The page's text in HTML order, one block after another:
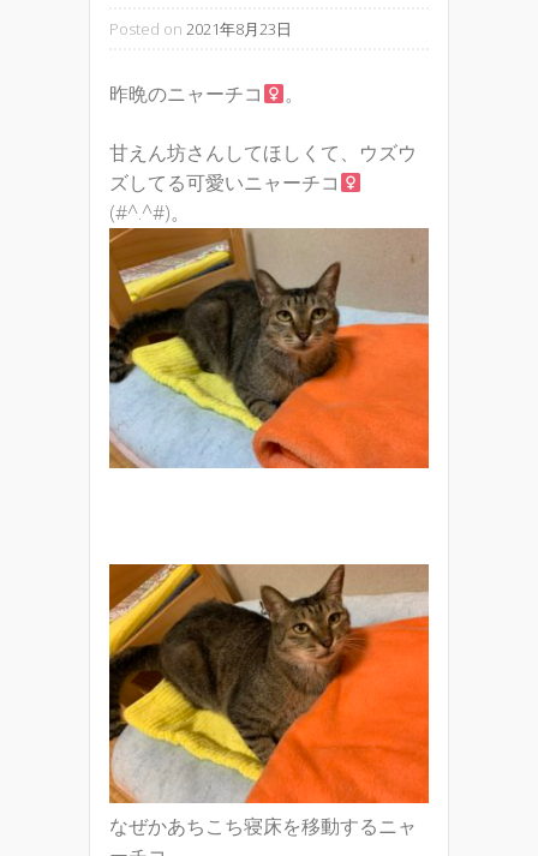
Posted on 2021年8月23日
昨晩のニャーチコ 。
甘えん坊さんしてほしくて、ウズウ
ズしてる可愛いニャーチコ
(#^.^#)。
なぜかあちこち寝床を移動するニャ